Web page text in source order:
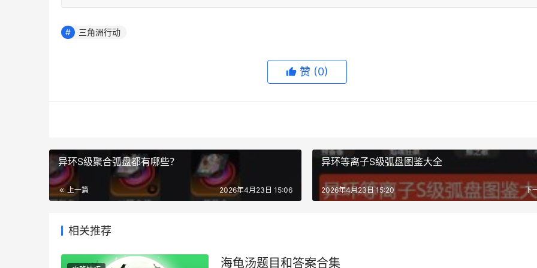
三角洲行动
赞 (0)
异环S级聚合弧盘都有哪些？
上一篇 2026年4月23日 15:06
异环等离子S级弧盘图鉴大全
下
2026年4月23日 15:20
相关推荐
海龟汤题目和答案合集